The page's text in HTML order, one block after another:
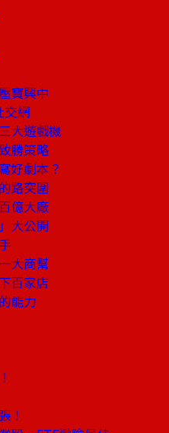
寶興中
交網
大遊戲機
勝策略
好劇本？
路突圍
億大廠
大公開
大商幫
百家店
能力
！